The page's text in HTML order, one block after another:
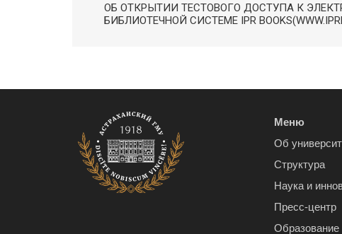
ОБ ОТКРЫТИИ ТЕСТОВОГО ДОСТУПА К
БИБЛИОТЕЧНОЙ СИСТЕМЕ IPR
Меню
Об
Структура
Наука и
Пресс-центр
Образование